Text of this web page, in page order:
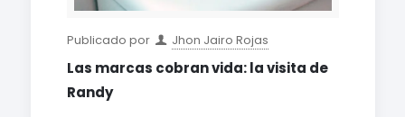
Publicado por Jhon Jairo Rojas
Las marcas cobran vida: la visita de
Randy